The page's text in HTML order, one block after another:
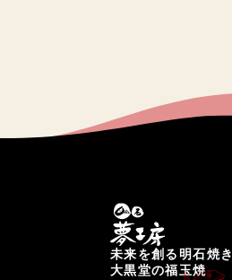
未来を創る明石焼き
大黒堂の福玉焼